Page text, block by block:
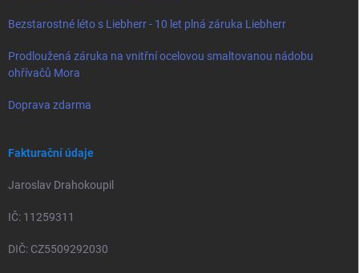
Bezstarostné léto s Liebherr - 10 let plná záruka Liebherr
Prodloužená záruka na vnitřní ocelovou smaltovanou nádobu
ohřívačů Mora
Doprava zdarma
Fakturační údaje
Jaroslav Drahokoupil
IČ: 11259311
DIČ: CZ5509292030